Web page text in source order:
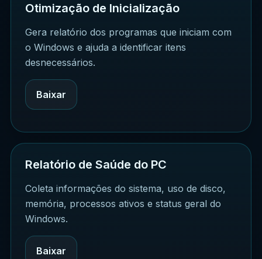
Otimização de Inicialização
Gera relatório dos programas que iniciam com
o Windows e ajuda a identificar itens
desnecessários.
Baixar
Relatório de Saúde do PC
Coleta informações do sistema, uso de disco,
memória, processos ativos e status geral do
Windows.
Baixar